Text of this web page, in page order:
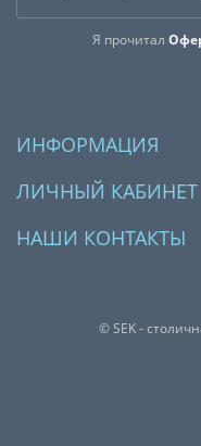
Я прочитал
ИНФОРМАЦИЯ
ЛИЧНЫЙ КАБИНЕТ
НАШИ КОНТАКТЫ
© SEK -